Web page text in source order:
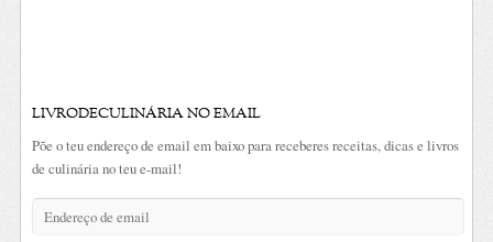
LIVRODECULINÁRIA NO EMAIL
Põe o teu endereço de email em baixo para receberes receitas, dicas e livros
de culinária no teu e-mail!
Endereço